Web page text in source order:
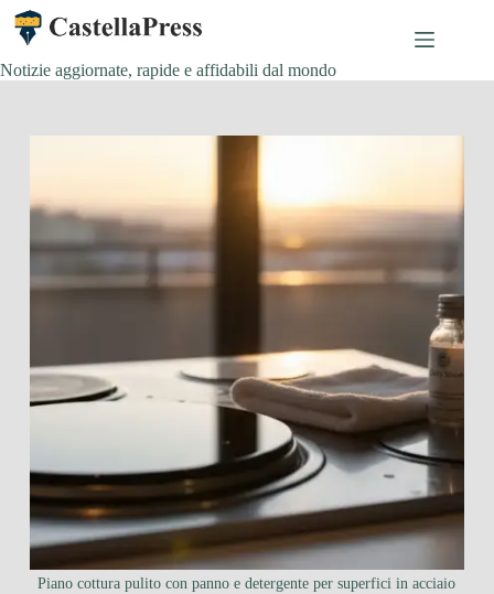
Salta
contenuto
Notizie aggiornate, rapide e affidabili dal mondo
Piano cottura pulito con panno e detergente per superfici in acciaio